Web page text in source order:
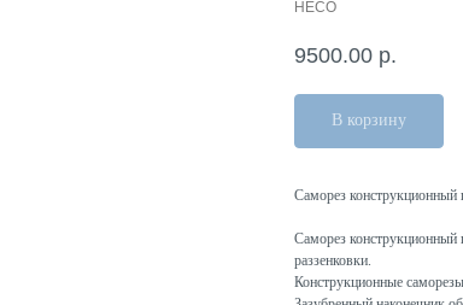
HECO
9500.00 р.
В корзину
Саморез конструкционный
Саморез конструкционный
раззенковки.
Конструкционные